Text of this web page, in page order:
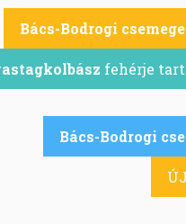
Bács-Bodrogi
fehérje
Bács-Bodrogi